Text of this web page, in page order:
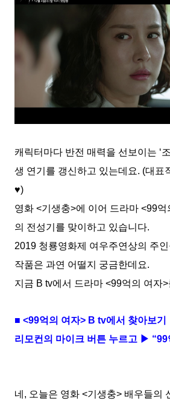
캐릭터마다 반전 매력을 선보이는 ‘
생 연기를 갱신하고 있는데요. (대표
♥)
영화 <기생충>에 이어 드라마 <99
의 전성기를 맞이하고 있습니다.
2019 청룡영화제 여우주연상의 주인
작품은 과연 어떨지 궁금한데요.
지금 B tv에서 드라마 <99억의 여자
■ <99억의 여자> B tv에서 찾아보기
리모컨의 마이크 버튼 누르고 ▶ “99
네, 오늘은 영화 <기생충> 배우들의